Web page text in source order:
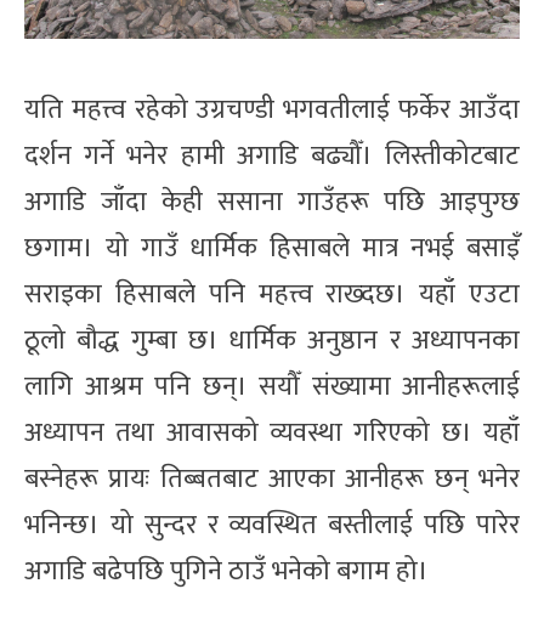
यति महत्त्व रहेको उग्रचण्डी भगवतीलाई फर्केर आउँदा
दर्शन गर्ने भनेर हामी अगाडि बढ्यौँ। लिस्तीकोटबाट
अगाडि जाँदा केही ससाना गाउँहरू पछि आइपुग्छ
छगाम। यो गाउँ धार्मिक हिसाबले मात्र नभई बसाइँ
सराइका हिसाबले पनि महत्त्व राख्दछ। यहाँ एउटा
ठूलो बौद्ध गुम्बा छ। धार्मिक अनुष्ठान र अध्यापनका
लागि आश्रम पनि छन्। सयौँ संख्यामा आनीहरूलाई
अध्यापन तथा आवासको व्यवस्था गरिएको छ। यहाँ
बस्नेहरू प्रायः तिब्बतबाट आएका आनीहरू छन् भनेर
भनिन्छ। यो सुन्दर र व्यवस्थित बस्तीलाई पछि पारेर
अगाडि बढेपछि पुगिने ठाउँ भनेको बगाम हो।